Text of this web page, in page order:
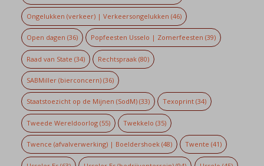
Ongelukken (verkeer) | Verkeersongelukken (46)
Open dagen (36) Popfeesten Usselo | Zomerfeesten (39)
Raad van State (34) Rechtspraak (80)
SABMiller (bierconcern)(36)
Staatstoezicht op de Mijnen (SodM)(33) Texoprint (34)
Tweede Wereldoorlog(55) Twekkelo (35)
Twence (afvalverwerking) | Boeldershoek(48) Twente (41)